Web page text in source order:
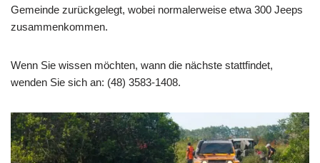
Gemeinde zurückgelegt, wobei normalerweise etwa 300 Jeeps
zusammenkommen.
Wenn Sie wissen möchten, wann die nächste stattfindet,
wenden Sie sich an: (48) 3583-1408.